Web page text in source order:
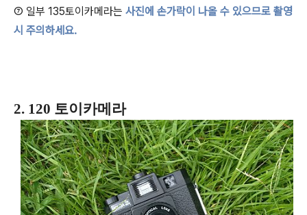
⑦ 일부 135토이카메라는 사진에 손가락이 나올 수 있으므로 촬영
시 주의하세요.
2. 120 토이카메라